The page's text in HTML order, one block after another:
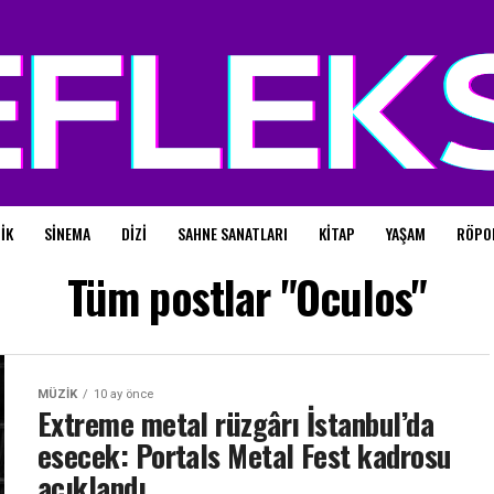
SINEMA DIZI SAHNE SANATLARI KITAP YAŞAM
Tüm postlar "Oculos"
MÜZIK 10 ay önce
Extreme metal rüzgârı İstanbul’da
esecek: Portals Metal Fest kadrosu